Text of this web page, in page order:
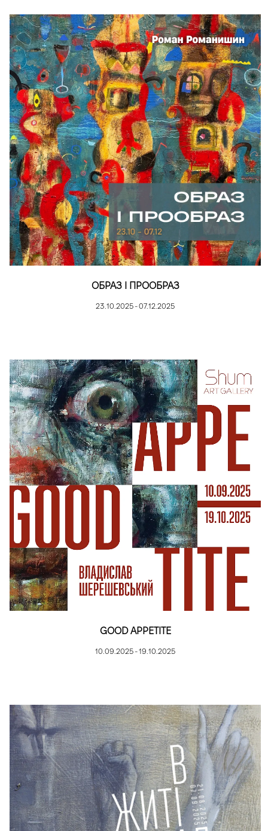
ОБРАЗ І ПРООБРАЗ
23.10.2025 - 07.12.2025
GOOD APPETITE
10.09.2025 - 19.10.2025